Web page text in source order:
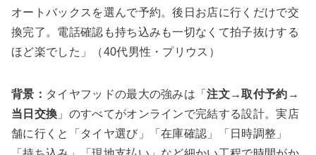
オートバックスを選んで予約。後日お店に行くだけで交
換完了。電話確認も持ち込みも一切なくて拍子抜けする
ほど楽でした」（40代男性・プリウス）
背景： タイヤフッドの最大の強みは「注文→取付予約→
当日交換 」のすべてがオンラインで完結する設計。実店
舗に行くと「タイヤ選び」「在庫確認」「日時調整」